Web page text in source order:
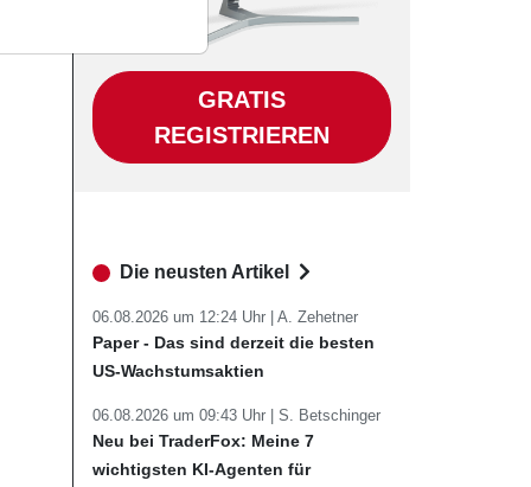
GRATIS
REGISTRIEREN
Die neusten Artikel
06.08.2026 um 12:24 Uhr | A. Zehetner
Paper - Das sind derzeit die besten
US-Wachstumsaktien
06.08.2026 um 09:43 Uhr | S. Betschinger
Neu bei TraderFox: Meine 7
wichtigsten KI-Agenten für